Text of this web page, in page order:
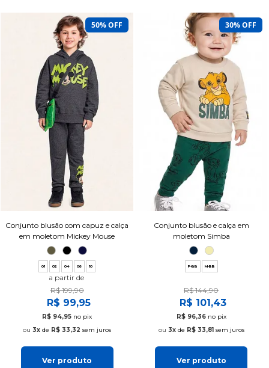
50% OFF
Conjunto blusão com capuz e calça
em moletom Mickey Mouse
01 02 04 06 10
a partir de
R$ 199,90
R$ 99,95
R$ 94,95 no pix
3x de R$ 33,32 sem juros
Ver produto
30% OFF
Conjunto blusão e calça em
moletom Simba
P-BB M-BB
R$ 144,90
R$ 101,43
R$ 96,36 no pix
3xde R$ 33,81 sem juros
Ver produto